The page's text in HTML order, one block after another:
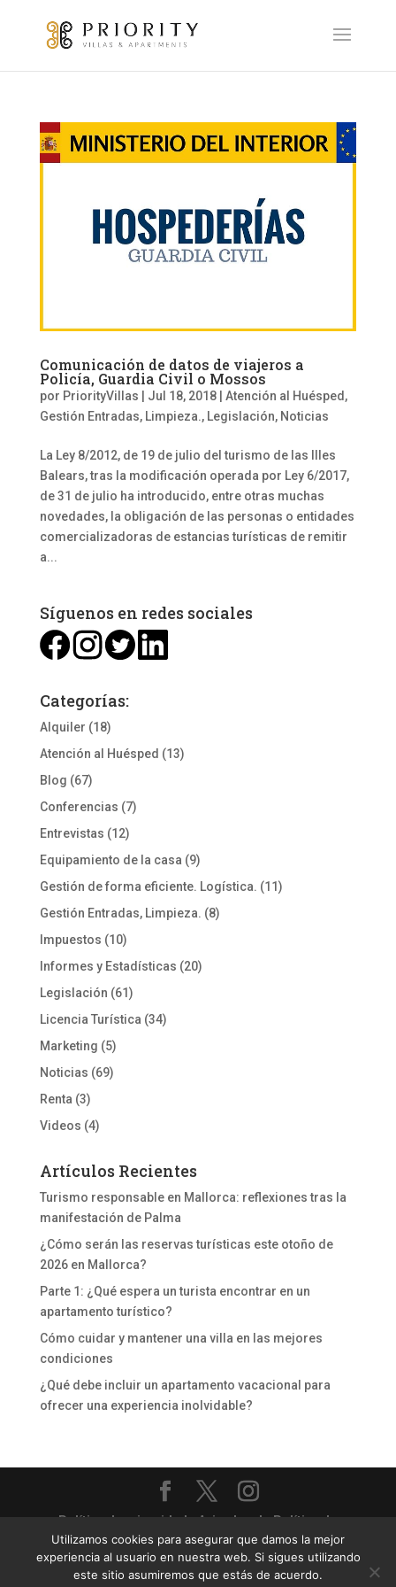
Comunicación de datos de viajeros a
Policía, Guardia Civil o Mossos
por PriorityVillas | Jul 18, 2018| Atención al Huésped,
Gestión Entradas, Limpieza., Legislación, Noticias
La Ley 8/2012, de 19 de julio del turismo de las Illes
Balears, tras la modificación operada por Ley 6/2017,
de 31 de julio ha introducido, entre otras muchas
novedades, la obligación de las personas o entidades
comercializadoras de estancias turísticas de remitir
a...
Síguenos en redes sociales
Categorías:
Alquiler (18)
Atención al Huésped (13)
Blog (67)
Conferencias (7)
Entrevistas (12)
Equipamiento de la casa (9)
Gestión de forma eficiente. Logística. (11)
Gestión Entradas, Limpieza. (8)
Impuestos (10)
Informes y Estadísticas (20)
Legislación (61)
Licencia Turística (34)
Marketing (5)
Noticias (69)
Renta (3)
Videos (4)
Artículos Recientes
Turismo responsable en Mallorca: reflexiones tras la
manifestación de Palma
¿Cómo serán las reservas turísticas este otoño de
2026 en Mallorca?
Parte 1: ¿Qué espera un turista encontrar en un
apartamento turístico?
Cómo cuidar y mantener una villa en las mejores
condiciones
¿Qué debe incluir un apartamento vacacional para
ofrecer una experiencia inolvidable?
Política de privacidad Aviso legal
Política de
cookies
Priority Villas & Apartments - Gestión completa de
villas y apartamentos turísticos
Utilizamos cookies para asegurar que damos la mejor
experiencia al usuario en nuestra web. Si sigues utilizando
este sitio asumiremos que estás de acuerdo.